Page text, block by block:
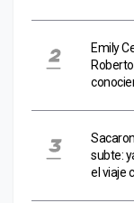
Emily
subte:
el viaje